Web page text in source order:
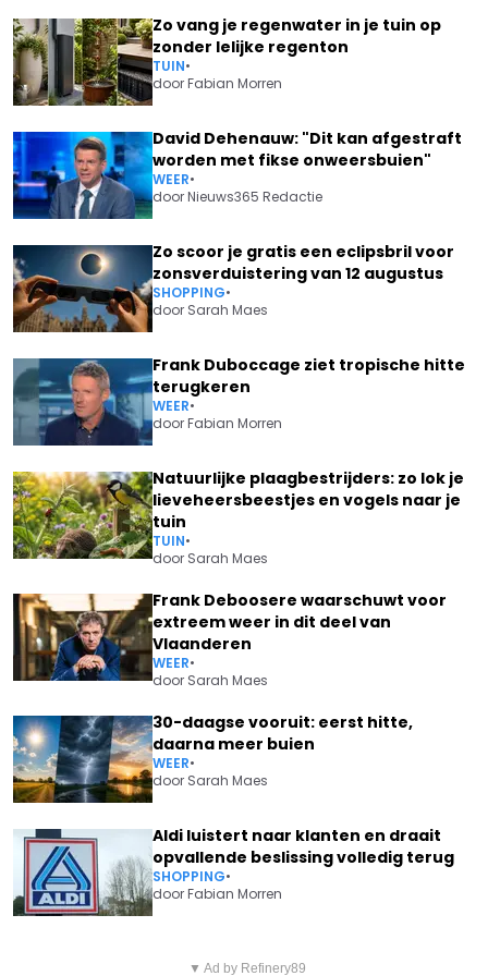
Zo vang je regenwater in je tuin op
zonder lelijke regenton
TUIN•
doorFabian Morren
David Dehenauw: "Dit kan afgestraft
worden met fikse onweersbuien"
WEER•
doorNieuws365 Redactie
Zo scoor je gratis een eclipsbril voor
zonsverduistering van 12 augustus
SHOPPING•
door Sarah Maes
Frank Duboccage ziet tropische hitte
terugkeren
WEER•
doorFabian Morren
Natuurlijke plaagbestrijders: zo lok je
lieveheersbeestjes en vogels naar je
tuin
TUIN•
door Sarah Maes
Frank Deboosere waarschuwt voor
extreem weer in dit deel van
Vlaanderen
WEER•
door Sarah Maes
30-daagse vooruit: eerst hitte,
daarna meer buien
WEER•
door Sarah Maes
Aldi luistert naar klanten en draait
opvallende beslissing volledig terug
SHOPPING•
doorFabian Morren
▼ Ad by Refinery89